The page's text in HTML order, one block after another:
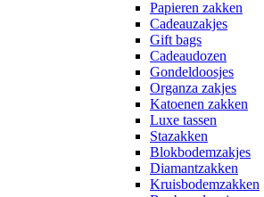
Papieren zakken
Cadeauzakjes
Gift bags
Cadeaudozen
Gondeldoosjes
Organza zakjes
Katoenen zakken
Luxe tassen
Stazakken
Blokbodemzakjes
Diamantzakken
Kruisbodemzakken